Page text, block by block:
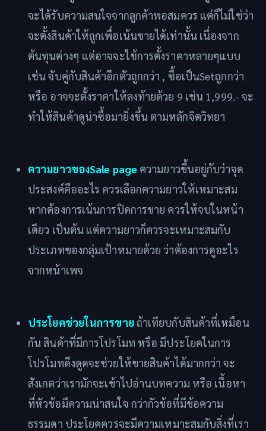
จะได้รับความสนใจจากลูกค้าพอสมควร แต่ก็ไม่ใช่ว่า
จะตั้งสินค้าให้ถูกเพื่อเน้นขายได้เท่านั้น เนื่องจาก
ต้นทุนต่างๆ แต่อาจจะใช้การตั้งราคาหลายๆแบบ
เช่น จับคู่กับสินค้าอีกตัวถูกกว่า , ซื้อเป็นSetถูกกว่า
หรือ อาจจะตั้งราคาให้ลงท้ายด้วย 9 เช่น 1,999.- จะ
ทำให้สินค้าดูน่าซื้อมายิ่งขึ้น ตามหลักจิตวิทยา
ความยาวของSale pageความยาวขึ้นอยู่กับว่าจุด
ประสงค์คืออะไร ควรเลือกความยาวให้เหมาะสม
หากต้องการเน้นการปิดการขาย ควรให้จบในหน้า
เดียว เป็นต้น แต่ความยาวก็ควรจะเหมาะสมกับ
ประเภทของกลุ่มเป้าหมายด้วย ว่าต้องการดูอะไร
จากหน้าเพจ
ประโยคช่วยในการขายถ้าเทียบกับสินค้าที่เหมือน
กัน สินค้าที่มีการโปรโมท หรือ มีประโยคในการ
โปรโมทดึงดูดจะช่วยให้ขายสินค้าได้มากกว่า จะ
สังเกตว่าเรามักจะเข้าไปอ่านบทความ หรือ เนื้อหา
ที่หัวข้อมีความน่าสนใจ กว่ากัวข้อที่มีข้อความ
ธรรมดา ประโยคควรจะมีความเหมาะสมกับสิ่งที่เรา